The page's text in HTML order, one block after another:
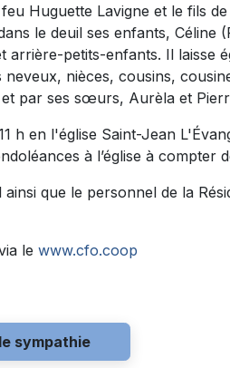
Huguette Lavigne et le fils
le deuil ses enfants, Céline
arrière-petits-enfants. Il laisse
nièces, cousins,
par ses sœurs, Aurèla et
h en l'église Saint-Jean
à l’église à compter
que le personnel de la
le www.cfo.coop
sympathie